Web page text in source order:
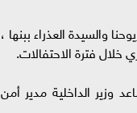
والسيدة العذراء ببنها ،
فترة الاحتفالات.
وزير الداخلية مدير أمن